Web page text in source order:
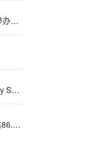
百奥赛—图:合作伙伴IDEAYA举办十周年研发日，携手推进双抗ADC联合治疗新篇章
消?息称韩国、中国等地 Galaxy S26 标准版 / S26+ 手机搭载 Exynos 2600 芯片
韩国今年前{七}个月财政赤字达86.8万亿韩元